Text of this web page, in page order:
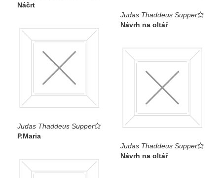
Náčrt
Judas Thaddeus Supper
Návrh na oltář
Judas Thaddeus Supper
P.Maria
Judas Thaddeus Supper
Návrh na oltář